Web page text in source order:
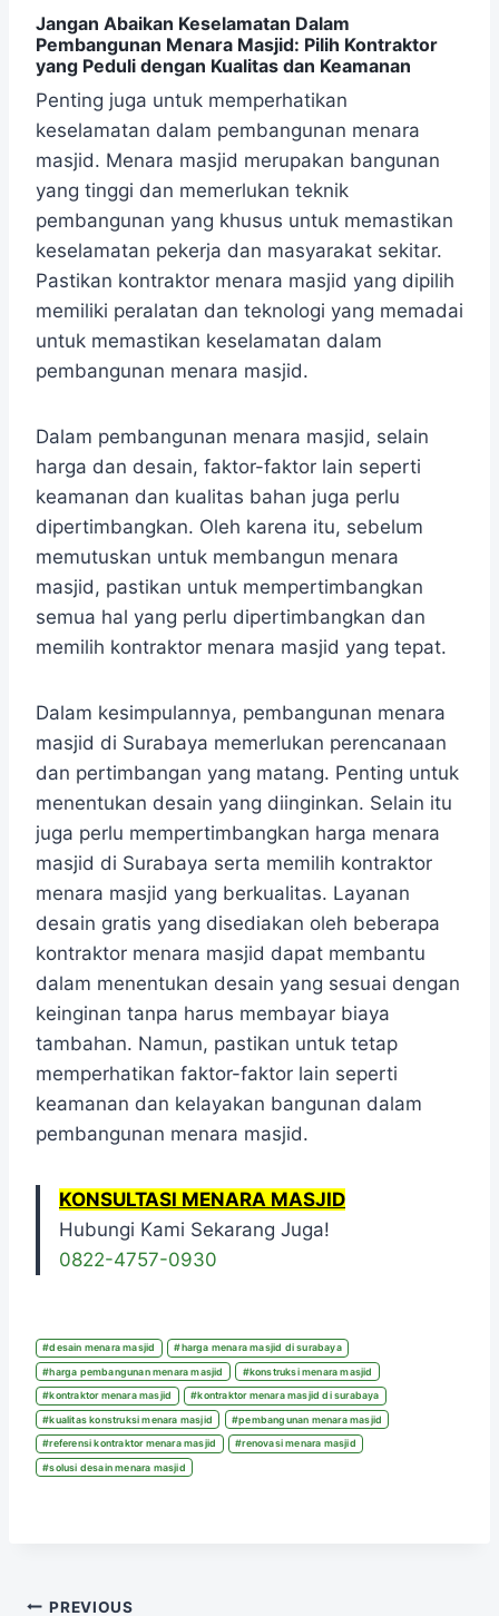
Jangan Abaikan Keselamatan Dalam
Pembangunan Menara Masjid: Pilih Kontraktor
yang Peduli dengan Kualitas dan Keamanan
Penting juga untuk memperhatikan
keselamatan dalam pembangunan menara
masjid. Menara masjid merupakan bangunan
yang tinggi dan memerlukan teknik
pembangunan yang khusus untuk memastikan
keselamatan pekerja dan masyarakat sekitar.
Pastikan kontraktor menara masjid yang dipilih
memiliki peralatan dan teknologi yang memadai
untuk memastikan keselamatan dalam
pembangunan menara masjid.
Dalam pembangunan menara masjid, selain
harga dan desain, faktor-faktor lain seperti
keamanan dan kualitas bahan juga perlu
dipertimbangkan. Oleh karena itu, sebelum
memutuskan untuk membangun menara
masjid, pastikan untuk mempertimbangkan
semua hal yang perlu dipertimbangkan dan
memilih kontraktor menara masjid yang tepat.
Dalam kesimpulannya, pembangunan menara
masjid di Surabaya memerlukan perencanaan
dan pertimbangan yang matang. Penting untuk
menentukan desain yang diinginkan. Selain itu
juga perlu mempertimbangkan harga menara
masjid di Surabaya serta memilih kontraktor
menara masjid yang berkualitas. Layanan
desain gratis yang disediakan oleh beberapa
kontraktor menara masjid dapat membantu
dalam menentukan desain yang sesuai dengan
keinginan tanpa harus membayar biaya
tambahan. Namun, pastikan untuk tetap
memperhatikan faktor-faktor lain seperti
keamanan dan kelayakan bangunan dalam
pembangunan menara masjid.
KONSULTASI MENARA MASJID
Hubungi Kami Sekarang Juga!
0822-4757-0930
#desain menara masjid #harga menara masjid di surabaya
#harga pembangunan menara masjid #konstruksi menara masjid
#kontraktor menara masjid #kontraktor menara masjid di surabaya
#kualitas konstruksi menara masjid #pembangunan menara masjid
#referensi kontraktor menara masjid #renovasi menara masjid
#solusi desain menara masjid
PREVIOUS